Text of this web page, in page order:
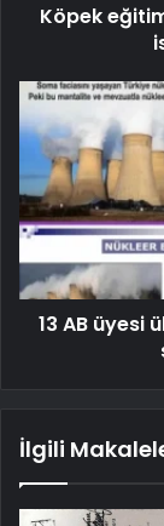
Köpek
13 AB üyesi
İlgili